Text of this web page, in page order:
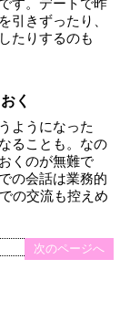
引きずったり、
たりするのも
く
ようになった
ることも。なの
くのが無難で
の会話は業務的
の交流も控えめ
次のページへ